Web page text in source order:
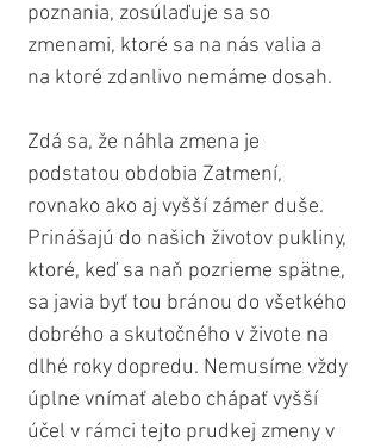
poznania, zosúlaďuje sa so
zmenami, ktoré sa na nás valia a
na ktoré zdanlivo nemáme dosah.
Zdá sa, že náhla zmena je
podstatou obdobia Zatmení,
rovnako ako aj vyšší zámer duše.
Prinášajú do našich životov pukliny,
ktoré, keď sa naň pozrieme spätne,
sa javia byť tou bránou do všetkého
dobrého a skutočného v živote na
dlhé roky dopredu. Nemusíme vždy
úplne vnímať alebo chápať vyšší
účel v rámci tejto prudkej zmeny v